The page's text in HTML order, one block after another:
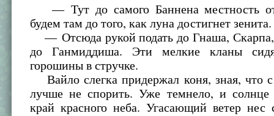
— Тут до самого Баннена местность
будем там до того, как луна достигнет зенита.
— Отсюда рукой подать до Гнаша, Скарпа,
до Ганмиддиша. Эти мелкие кланы
горошины в стручке.
Вайло слегка придержал коня, зная, что
лучше не спорить. Уже темнело, и солнце
край красного неба. Угасающий ветер нес